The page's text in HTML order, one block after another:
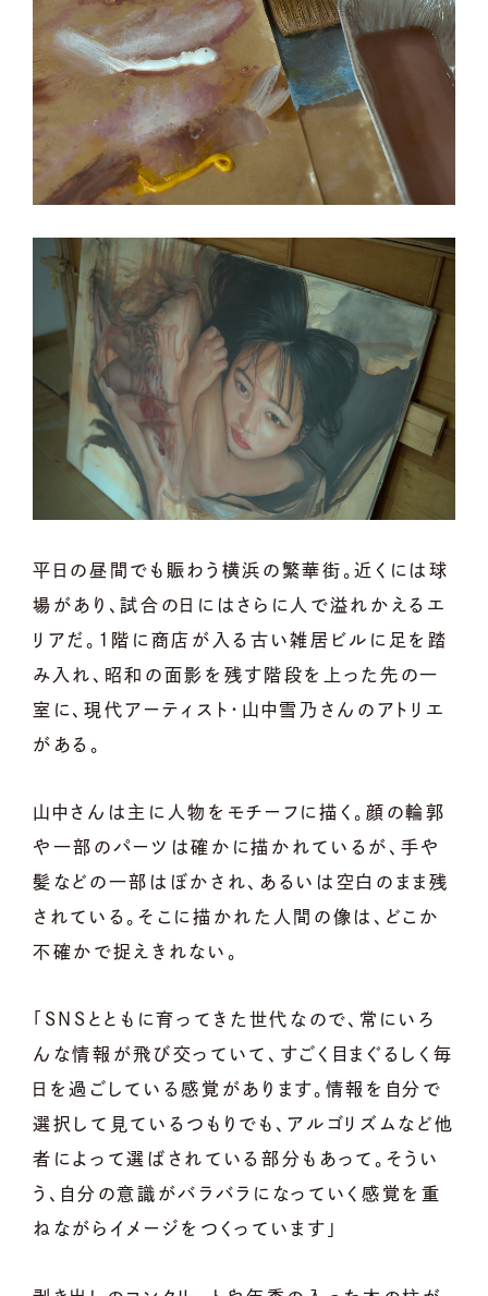
平日の昼間でも賑わう横浜の繁華街。近くには球
場があり、試合の日にはさらに人で溢れかえるエ
リアだ。1階に商店が入る古い雑居ビルに足を踏
み入れ、昭和の面影を残す階段を上った先の一
室に、現代アーティスト・山中雪乃さんのアトリエ
がある。
山中さんは主に人物をモチーフに描く。顔の輪郭
や一部のパーツは確かに描かれているが、手や
髪などの一部はぼかされ、あるいは空白のまま残
されている。そこに描かれた人間の像は、どこか
不確かで捉えきれない。
「SNSとともに育ってきた世代なので、常にいろ
んな情報が飛び交っていて、すごく目まぐるしく毎
日を過ごしている感覚があります。情報を自分で
選択して見ているつもりでも、アルゴリズムなど他
者によって選ばされている部分もあって。そうい
う、自分の意識がバラバラになっていく感覚を重
ねながらイメージをつくっています」